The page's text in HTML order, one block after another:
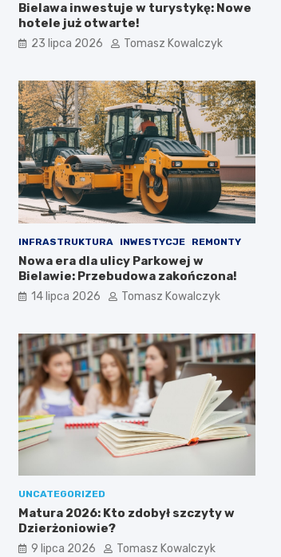
Bielawa inwestuje w turystykę: Nowe
hotele już otwarte!
23 lipca 2026 Tomasz Kowalczyk
INFRASTRUKTURA INWESTYCJE REMONTY
Nowa era dla ulicy Parkowej w
Bielawie: Przebudowa zakończona!
14 lipca 2026 Tomasz Kowalczyk
UNCATEGORIZED
Matura 2026: Kto zdobył szczyty w
Dzierżoniowie?
9 lipca 2026 Tomasz Kowalczyk